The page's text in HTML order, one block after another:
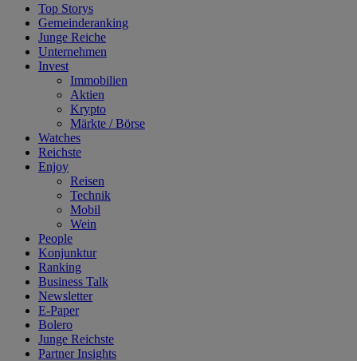
Top Storys
Gemeinderanking
Junge Reiche
Unternehmen
Invest
Immobilien
Aktien
Krypto
Märkte / Börse
Watches
Reichste
Enjoy
Reisen
Technik
Mobil
Wein
People
Konjunktur
Ranking
Business Talk
Newsletter
E-Paper
Bolero
Junge Reichste
Partner Insights